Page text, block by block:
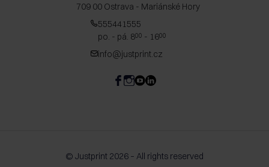
709 00 Ostrava - Mariánské Hory
555441555
po. - pá. 800 - 1600
info@justprint.cz
© Justprint 2026 – All rights reserved